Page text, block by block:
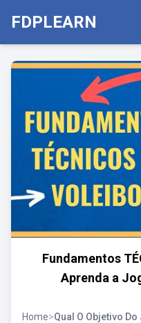
FDPLEARN
Fundamentos
Aprenda a
Home>Qual O Objetivo